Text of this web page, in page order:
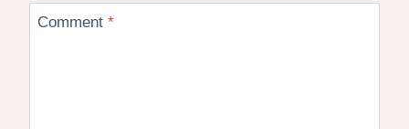
Comment *